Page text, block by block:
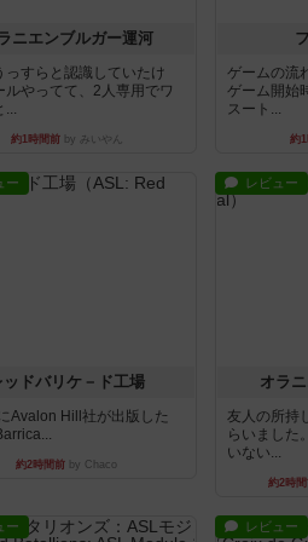
ニエンブルガー運河
っすらと認識していたけ
ルやってて、2人専用でワ
...
約1時間前by みいやん
ゲームの流
ゲーム開始
スート...
約
ー
ッドバリケ－ド工場
Avalon Hill社が出版した
約2時間前 by Chaco
レビュー
オラ
友人の所持
らいました
いない...
約2時間
ー レビュー